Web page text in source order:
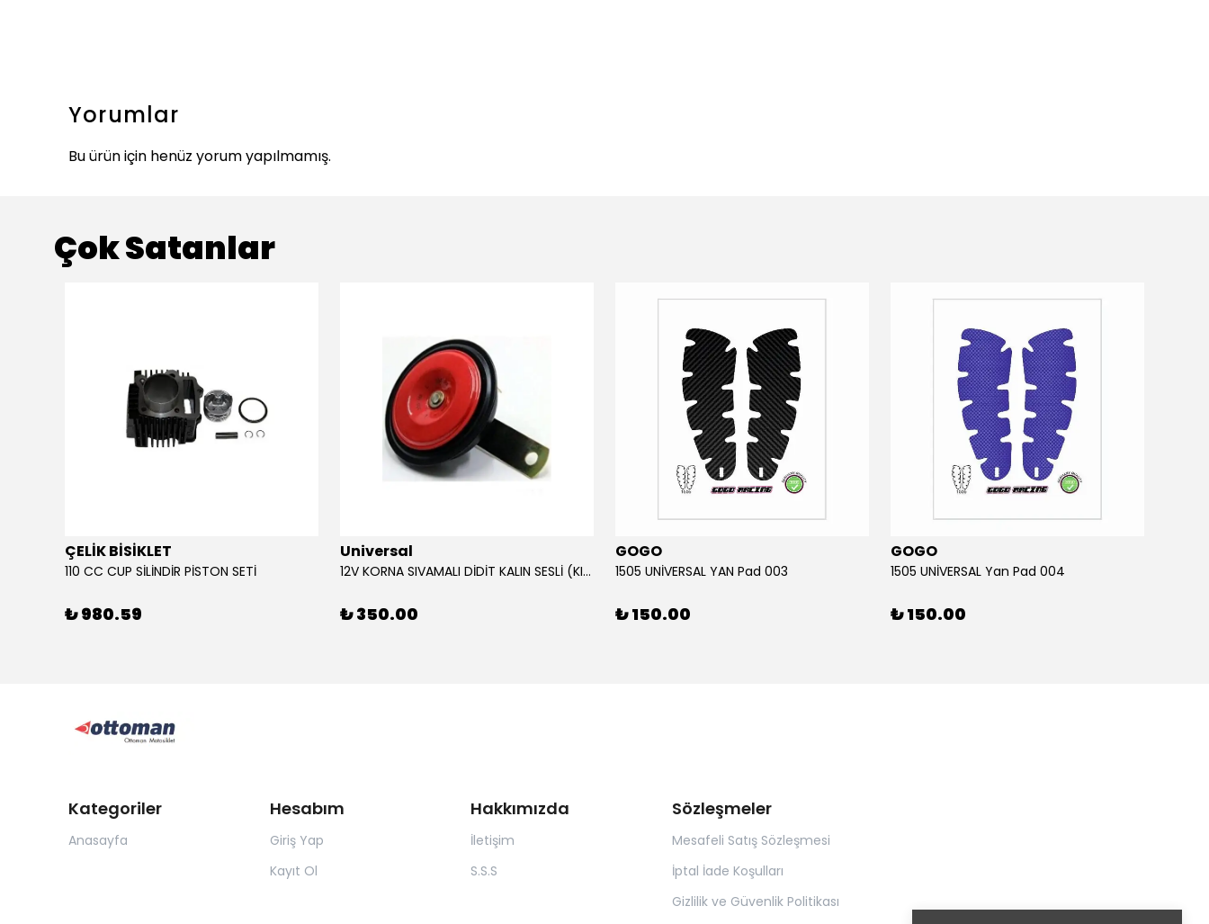
Yorumlar
Bu ürün için henüz yorum yapılmamış.
Çok Satanlar
ÇELİK BİSİKLET
110 CC CUP SİLİNDİR PİSTON SETİ
₺ 980.59
Universal
12V KORNA SIVAMALI DİDİT KALIN SESLİ (KIRMIZI)
₺ 350.00
GOGO
1505 UNİVERSAL YAN Pad 003
₺ 150.00
GOGO
1505 UNİVERSAL Yan Pad 004
₺ 150.00
Kategoriler
Anasayfa
Hesabım
Giriş Yap
Kayıt Ol
Hakkımızda
İletişim
S.S.S
Sözleşmeler
Mesafeli Satış Sözleşmesi
İptal İade Koşulları
Gizlilik ve Güvenlik Politikası